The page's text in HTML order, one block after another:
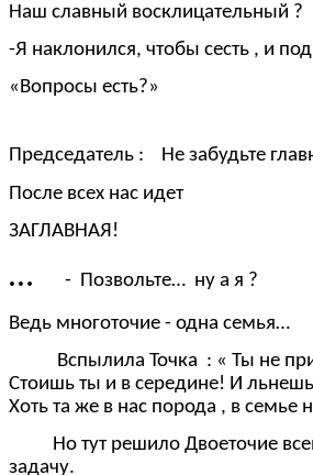
Наш славный восклицательный ?
-Я наклонился, чтобы сесть , и
«Вопросы есть?»
Председатель : Не забудьте
После всех нас идет
ЗАГЛАВНАЯ!
… - Позвольте… ну а я ?
Ведь многоточие - одна семья…
Вспылила Точка : « Ты не
Стоишь ты и в середине! И
Хоть та же в нас порода , в семье
Но тут решило Двоеточие
задачу.